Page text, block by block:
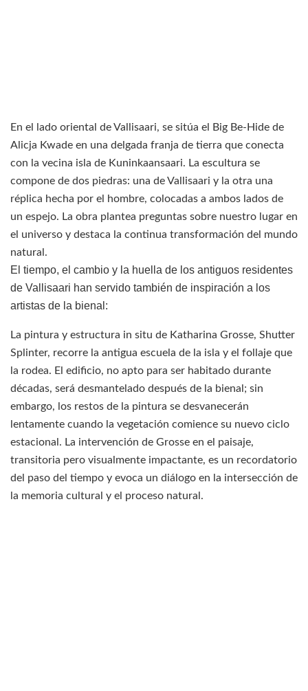
En el lado oriental de Vallisaari, se sitúa el Big Be-Hide de
Alicja Kwade en una delgada franja de tierra que conecta
con la vecina isla de Kuninkaansaari. La escultura se
compone de dos piedras: una de Vallisaari y la otra una
réplica hecha por el hombre, colocadas a ambos lados de
un espejo. La obra plantea preguntas sobre nuestro lugar en
el universo y destaca la continua transformación del mundo
natural.
El tiempo, el cambio y la huella de los antiguos residentes
de Vallisaari han servido también de inspiración a los
artistas de la bienal:
La pintura y estructura in situ de Katharina Grosse, Shutter
Splinter, recorre la antigua escuela de la isla y el follaje que
la rodea. El edificio, no apto para ser habitado durante
décadas, será desmantelado después de la bienal; sin
embargo, los restos de la pintura se desvanecerán
lentamente cuando la vegetación comience su nuevo ciclo
estacional. La intervención de Grosse en el paisaje,
transitoria pero visualmente impactante, es un recordatorio
del paso del tiempo y evoca un diálogo en la intersección de
la memoria cultural y el proceso natural.